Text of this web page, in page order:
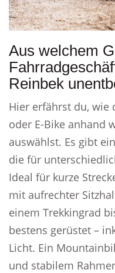
Aus welchem
Reinbek
Hier erfährst du, wie
oder E-Bike anhand
auswählst. Es gibt
die für
Ideal für kurze
mit aufrechter
einem Trekkingrad
bestens gerüstet –
Licht. Ein
und stabilem